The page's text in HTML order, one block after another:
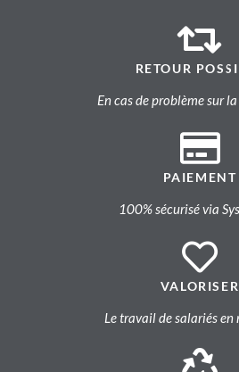
RETOUR
En cas de problème sur
PAIEMENT
100% sécurisé via
VALORISER
Le travail de salariés en